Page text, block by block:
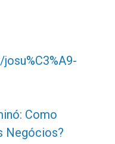
Como
Negócios?